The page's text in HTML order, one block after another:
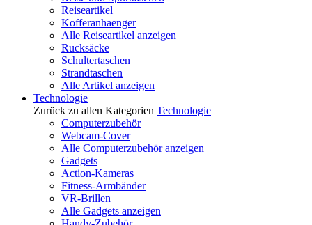
Reiseartikel
Kofferanhaenger
Alle Reiseartikel anzeigen
Rucksäcke
Schultertaschen
Strandtaschen
Alle Artikel anzeigen
Technologie
Zurück zu allen Kategorien Technologie
Computerzubehör
Webcam-Cover
Alle Computerzubehör anzeigen
Gadgets
Action-Kameras
Fitness-Armbänder
VR-Brillen
Alle Gadgets anzeigen